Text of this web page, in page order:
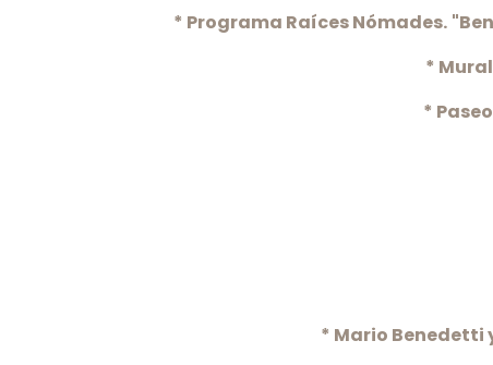
* Programa Raíces Nómades.
*
*
* Mario Benedetti